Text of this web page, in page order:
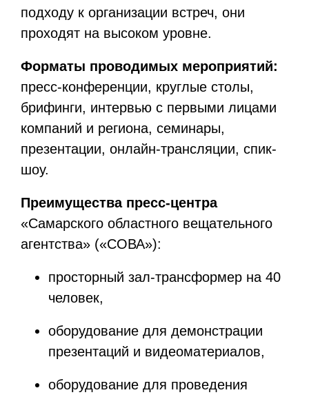
подходу к организации встреч, они
проходят на высоком уровне.
Форматы проводимых мероприятий:
пресс-конференции, круглые столы,
брифинги, интервью с первыми лицами
компаний и региона, семинары,
презентации, онлайн-трансляции, спик-
шоу.
Преимущества пресс-центра
«Самарского областного вещательного
агентства» («СОВА»):
просторный зал-трансформер на 40
человек,
оборудование для демонстрации
презентаций и видеоматериалов,
оборудование для проведения